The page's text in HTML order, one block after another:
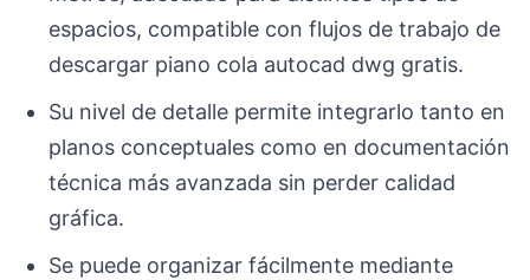
espacios, compatible con flujos de trabajo de
descargar piano cola autocad dwg gratis.
Su nivel de detalle permite integrarlo tanto en
planos conceptuales como en documentación
técnica más avanzada sin perder calidad
gráfica.
Se puede organizar fácilmente mediante